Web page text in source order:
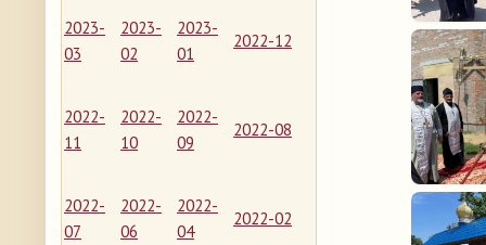
2023-
03
2023-
02
2023-
01
2022-12
2022-
11
2022-
10
2022-
09
2022-08
2022-
07
2022-
06
2022-
04
2022-02